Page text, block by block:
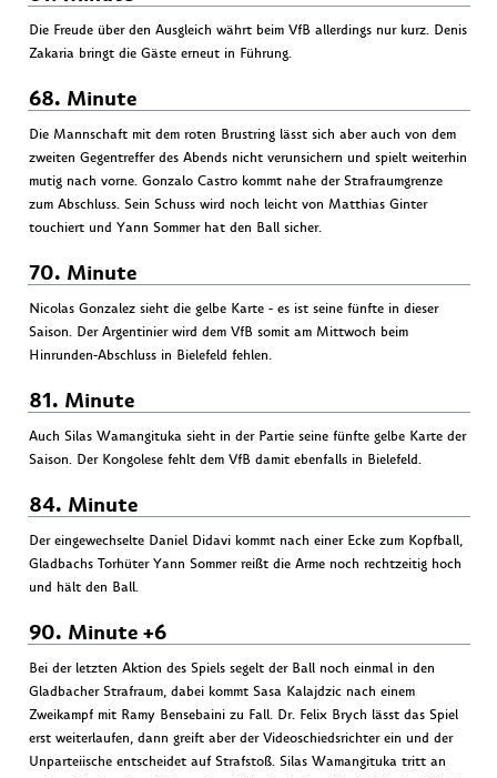
Die Freude über den Ausgleich währt beim VfB allerdings nur kurz. Denis
Zakaria bringt die Gäste erneut in Führung.
68. Minute
Die Mannschaft mit dem roten Brustring lässt sich aber auch von dem
zweiten Gegentreffer des Abends nicht verunsichern und spielt weiterhin
mutig nach vorne. Gonzalo Castro kommt nahe der Strafraumgrenze
zum Abschluss. Sein Schuss wird noch leicht von Matthias Ginter
touchiert und Yann Sommer hat den Ball sicher.
70. Minute
Nicolas Gonzalez sieht die gelbe Karte - es ist seine fünfte in dieser
Saison. Der Argentinier wird dem VfB somit am Mittwoch beim
Hinrunden-Abschluss in Bielefeld fehlen.
81. Minute
Auch Silas Wamangituka sieht in der Partie seine fünfte gelbe Karte der
Saison. Der Kongolese fehlt dem VfB damit ebenfalls in Bielefeld.
84. Minute
Der eingewechselte Daniel Didavi kommt nach einer Ecke zum Kopfball,
Gladbachs Torhüter Yann Sommer reißt die Arme noch rechtzeitig hoch
und hält den Ball.
90. Minute +6
Bei der letzten Aktion des Spiels segelt der Ball noch einmal in den
Gladbacher Strafraum, dabei kommt Sasa Kalajdzic nach einem
Zweikampf mit Ramy Bensebaini zu Fall. Dr. Felix Brych lässt das Spiel
erst weiterlaufen, dann greift aber der Videoschiedsrichter ein und der
Unparteiische entscheidet auf Strafstoß. Silas Wamangituka tritt an